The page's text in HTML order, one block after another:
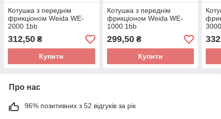
Котушка з переднім
фрикціоном Weida WE-
2000 1bb
312,50 ₴
Купити
Котушка з переднім
фрикціоном Weida WE-
1000 1bb
299,50₴
Купити
Про нас
96% позитивних з 52 відгуків за рік